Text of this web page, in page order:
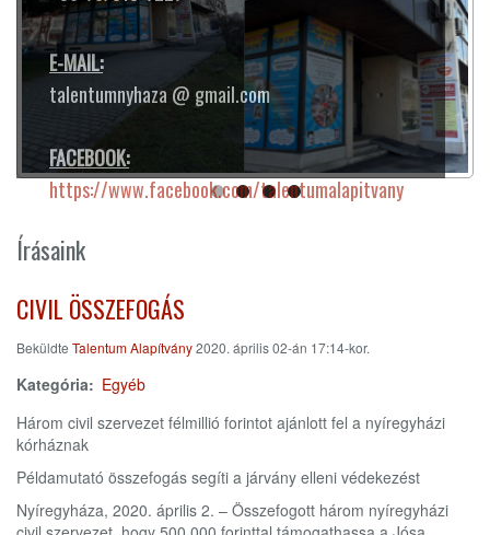
E-MAIL:
talentumnyhaza @ gmail.com
FACEBOOK:
https://www.facebook.com/talentumalapitvany
Írásaink
CIVIL ÖSSZEFOGÁS
Beküldte Talentum Alapítvány2020. április 02-án 17:14-kor.
Kategória
Egyéb
Három civil szervezet félmillió forintot ajánlott fel a nyíregyházi
kórháznak
Példamutató összefogás segíti a járvány elleni védekezést
Nyíregyháza, 2020. április 2. – Összefogott három nyíregyházi